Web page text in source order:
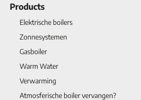
Products
Elektrische boilers
Zonnesystemen
Gasboiler
Warm Water
Verwarming
Atmosferische boiler vervangen?